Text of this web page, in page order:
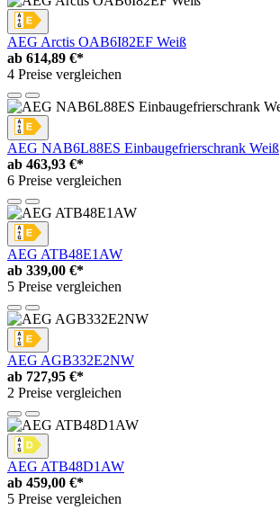
AEG Arctis OAB6I82EF Weiß
ab 614,89 €*
4 Preise vergleichen
AEG NAB6L88ES Einbaugefrierschrank Weiß
ab 463,93 €*
6 Preise vergleichen
AEG ATB48E1AW
ab 339,00 €*
5 Preise vergleichen
AEG AGB332E2NW
ab 727,95 €*
2 Preise vergleichen
AEG ATB48D1AW
ab 459,00 €*
5 Preise vergleichen